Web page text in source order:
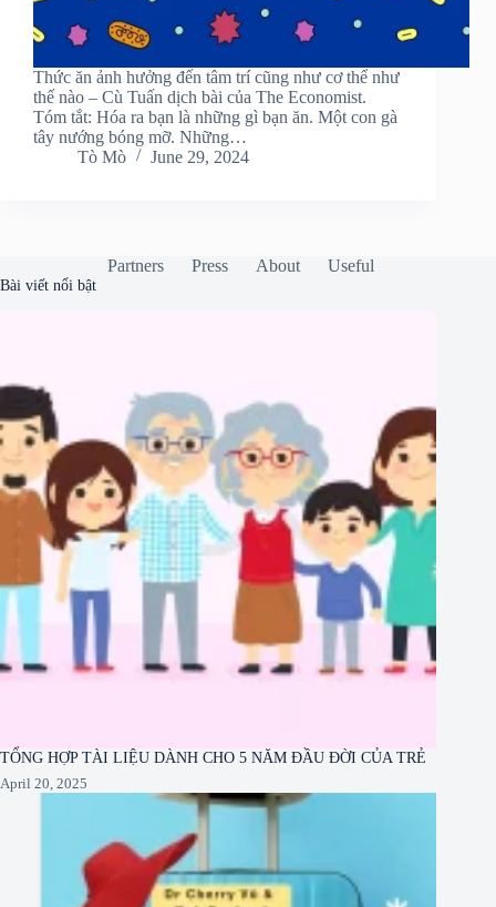
Thức ăn ảnh hưởng đến tâm trí cũng như cơ thể như
thế nào – Cù Tuấn dịch bài của The Economist.
Tóm tắt: Hóa ra bạn là những gì bạn ăn. Một con gà
tây nướng bóng mỡ. Những…
Tò Mò
June 29, 2024
Partners Press About Useful
Bài viết nổi bật
TỔNG HỢP TÀI LIỆU DÀNH CHO 5 NĂM ĐẦU ĐỜI CỦA TRẺ
April 20, 2025